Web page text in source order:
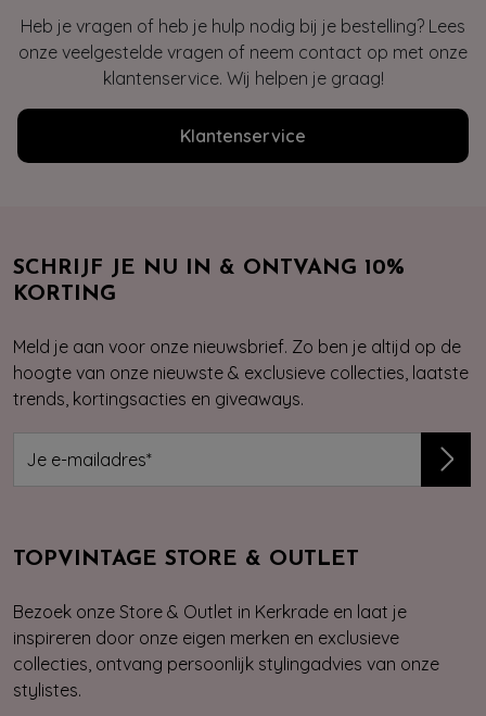
Heb je vragen of heb je hulp nodig bij je bestelling? Lees
onze veelgestelde vragen of neem contact op met onze
klantenservice. Wij helpen je graag!
Klantenservice
SCHRIJF JE NU IN & ONTVANG 10%
KORTING
Meld je aan voor onze nieuwsbrief. Zo ben je altijd op de
hoogte van onze nieuwste & exclusieve collecties, laatste
trends, kortingsacties en giveaways.
TOPVINTAGE STORE & OUTLET
Bezoek onze Store & Outlet in Kerkrade en laat je
inspireren door onze eigen merken en exclusieve
collecties, ontvang persoonlijk stylingadvies van onze
stylistes.